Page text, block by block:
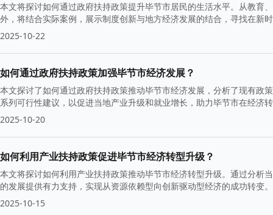
本文将探讨如何通过政府扶持政策提升毕节市居民的生活水平。从教育
外，将结合实际案例，展示制度创新与地方经济发展的结合，寻找在新
2025-10-22
如何通过政府扶持政策加强毕节市经济发展？
本文探讨了如何通过政府扶持政策推动毕节市经济发展，分析了现有政
系列可行性建议，以促进当地产业升级和就业增长，助力毕节市在经济
2025-10-20
如何利用产业扶持政策促进毕节市经济转型升级？
本文将探讨如何利用产业扶持政策推动毕节市经济转型升级。通过分析
的发展提供有力支持，实现从资源依赖型向创新驱动型经济的成功转变。
2025-10-15